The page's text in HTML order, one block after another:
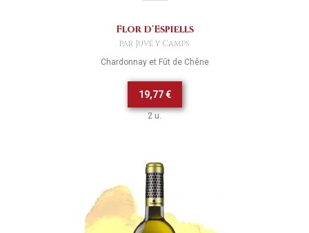
Flor d'Espiells
par Juvé y Camps
Chardonnay et Fût de Chêne
19,77 €
2 u.